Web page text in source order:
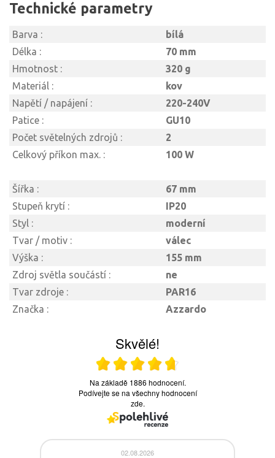
Technické parametry
Barva :
bílá
Délka :
70 mm
Hmotnost :
320 g
Materiál :
kov
Napětí / napájení :
220-240V
Patice :
GU10
Počet světelných zdrojů :
2
Celkový příkon max. :
100 W
Šířka :
67 mm
Stupeň krytí :
IP20
Styl :
moderní
Tvar / motiv :
válec
Výška :
155 mm
Zdroj světla součástí :
ne
Tvar zdroje :
PAR16
Značka :
Azzardo